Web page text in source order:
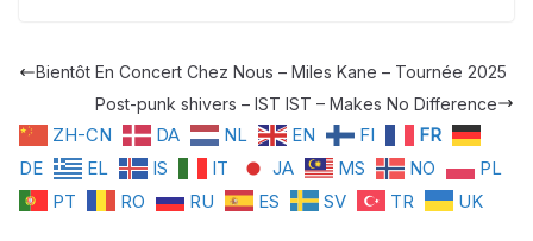
Bientôt En Concert Chez Nous – Miles Kane – Tournée 2025
Post-punk shivers – IST IST – Makes No Difference
ZH-CN DA NL EN FI
FR
DE
EL IS IT JA MS NO
PL
PT
RO RU ES SV TR UK